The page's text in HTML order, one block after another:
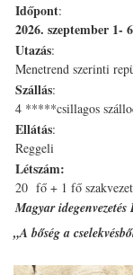
Időpont:
2026.
Utazás:
Menetrend szerinti
Szállás:
4 *****csillagos
Ellátás:
Reggeli
Létszám:
20 fő + 1 fő
Magyar
„A bőség a